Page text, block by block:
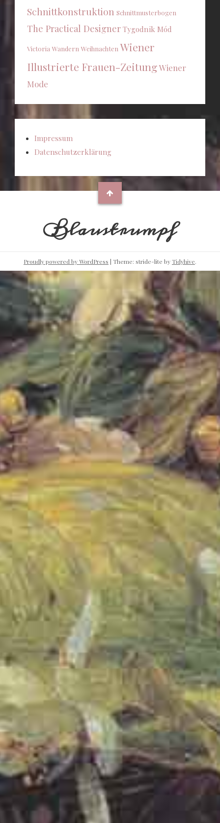
Schnittkonstruktion Schnittmusterbogen
The Practical Designer Tygodnik Mód
Victoria Wandern Weihnachten Wiener
Illustrierte Frauen-ZeitungWiener
Mode
Impressum
Datenschutzerklärung
Blaustrumpf
Proudly powered by WordPress | Theme: stride-lite byTidyhive.